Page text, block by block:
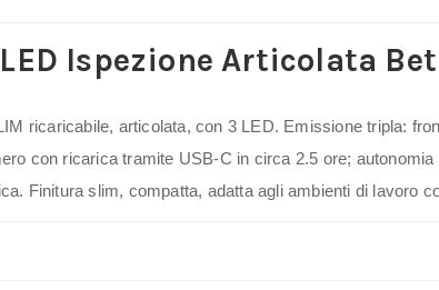
Ispezione Articolata
ricaricabile, articolata, con 3 LED. Emissione tripla:
con ricarica tramite USB-C in circa 2.5 ore;
Finitura slim, compatta, adatta agli ambienti di lavoro